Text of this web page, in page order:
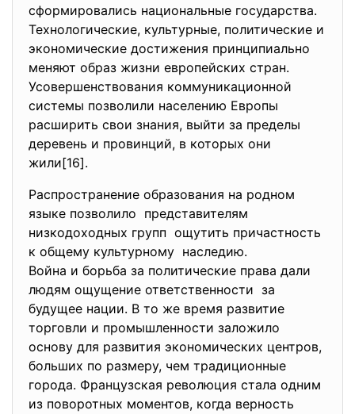
сформировались национальные государства.
Технологические, культурные, политические и
экономические достижения принципиально
меняют образ жизни европейских стран.
Усовершенствования коммуникационной
системы позволили населению Европы
расширить свои знания, выйти за пределы
деревень и провинций, в которых они
жили[16].
Распространение образования на родном
языке позволило представителям
низкодоходных групп ощутить причастность
к общему культурному наследию.
Война и борьба за политические права дали
людям ощущение ответственности за
будущее нации. В то же время развитие
торговли и промышленности заложило
основу для развития экономических центров,
больших по размеру, чем традиционные
города. Французская революция стала одним
из поворотных моментов, когда верность